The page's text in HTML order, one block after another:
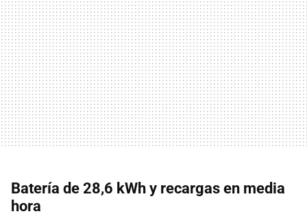
Batería de 28,6 kWh y recargas en media
hora